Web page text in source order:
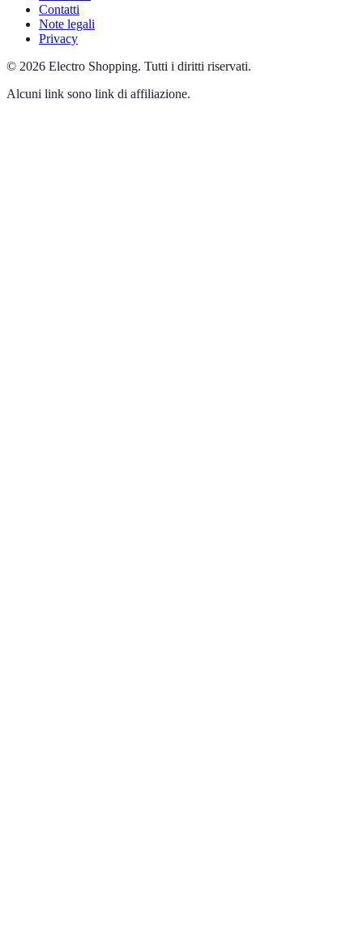
Contatti
Note legali
Privacy
© 2026 Electro Shopping. Tutti i diritti riservati.
Alcuni link sono link di affiliazione.